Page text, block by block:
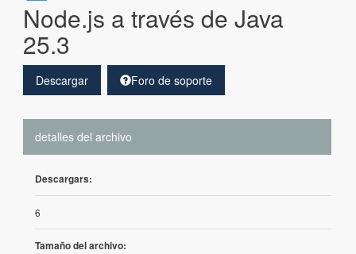
Node.js a través de Java
25.3
Descargar Foro de soporte
detalles del archivo
Descargars:
6
Tamaño del archivo: